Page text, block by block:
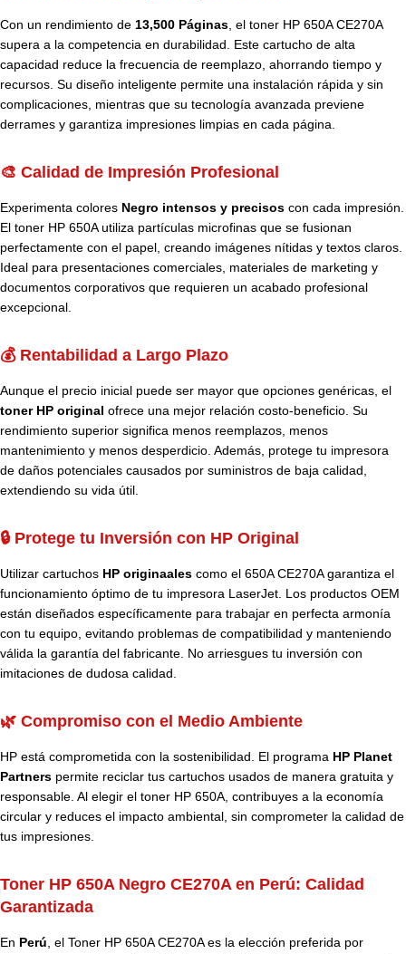
Con un rendimiento de 13,500 Páginas, el toner HP 650A CE270A
supera a la competencia en durabilidad. Este cartucho de alta
capacidad reduce la frecuencia de reemplazo, ahorrando tiempo y
recursos. Su diseño inteligente permite una instalación rápida y sin
complicaciones, mientras que su tecnología avanzada previene
derrames y garantiza impresiones limpias en cada página.
🎨 Calidad de Impresión Profesional
Experimenta colores Negro intensos y precisos con cada impresión.
El toner HP 650A utiliza partículas microfinas que se fusionan
perfectamente con el papel, creando imágenes nítidas y textos claros.
Ideal para presentaciones comerciales, materiales de marketing y
documentos corporativos que requieren un acabado profesional
excepcional.
💰 Rentabilidad a Largo Plazo
Aunque el precio inicial puede ser mayor que opciones genéricas, el
toner HP original ofrece una mejor relación costo-beneficio. Su
rendimiento superior significa menos reemplazos, menos
mantenimiento y menos desperdicio. Además, protege tu impresora
de daños potenciales causados por suministros de baja calidad,
extendiendo su vida útil.
🔒 Protege tu Inversión con HP Original
Utilizar cartuchos HP originaales como el 650A CE270A garantiza el
funcionamiento óptimo de tu impresora LaserJet. Los productos OEM
están diseñados específicamente para trabajar en perfecta armonía
con tu equipo, evitando problemas de compatibilidad y manteniendo
válida la garantía del fabricante. No arriesgues tu inversión con
imitaciones de dudosa calidad.
🌿 Compromiso con el Medio Ambiente
HP está comprometida con la sostenibilidad. El programa HP Planet
Partners permite reciclar tus cartuchos usados de manera gratuita y
responsable. Al elegir el toner HP 650A, contribuyes a la economía
circular y reduces el impacto ambiental, sin comprometer la calidad de
tus impresiones.
Toner HP 650A Negro CE270A en Perú: Calidad
Garantizada
En Perú, el Toner HP 650A CE270A es la elección preferida por